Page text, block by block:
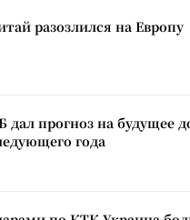
разозлился на Европу
дал прогноз на будущее
года